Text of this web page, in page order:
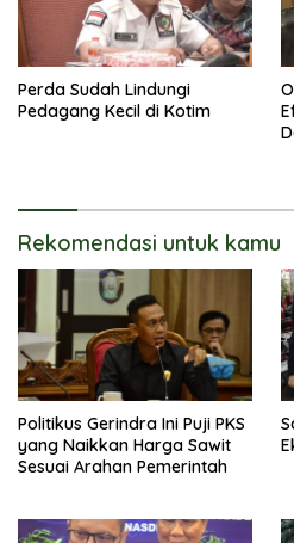
Perda Sudah Lindungi
Pedagang Kecil di Kotim
Rekomendasi untuk kamu
Politikus Gerindra Ini Puji PKS
yang Naikkan Harga Sawit
Sesuai Arahan Pemerintah